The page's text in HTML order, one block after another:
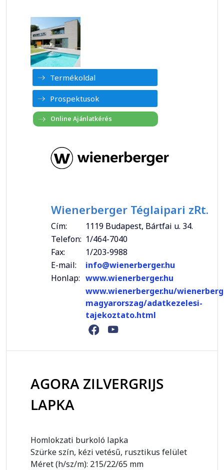
Termékoldal
Prospektusok
Wienerberger Téglaipari zRt.
Cím:
1119 Budapest, Bártfai u. 34.
Telefon: 1/464-7040
Fax:
1/203-9988
E-mail:
info@wienerberger.hu
Honlap: www.wienerberger.hu
www.wienerberger.hu/
magyarorszag/adatkezelesi-
tajekoztato.html
AGORA ZILVERGRIJS
LAPKA
Homlokzati burkoló lapka
Szürke szín, kézi vetésű, rusztikus felület
Méret (h/sz/m): 215/22/65 mm